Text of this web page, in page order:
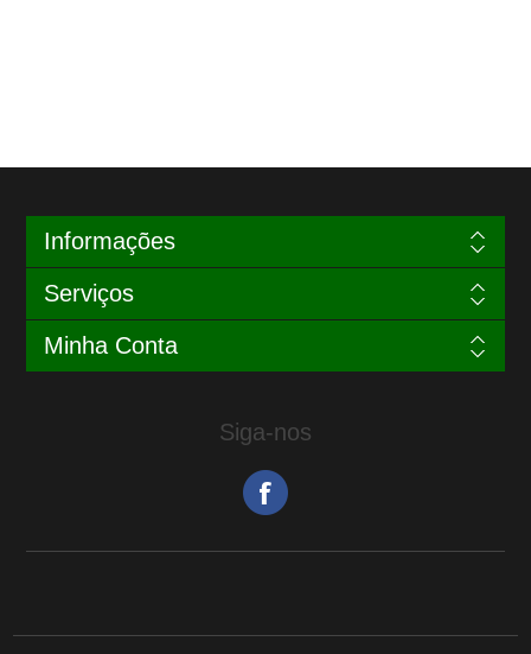
Informações
Serviços
Minha Conta
Siga-nos